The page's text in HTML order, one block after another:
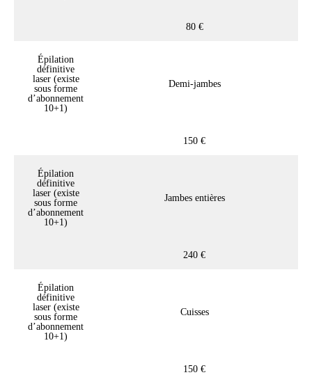
80 €
Épilation
définitive
laser (existe
sous forme
d’abonnement
10+1)
Demi-jambes
150 €
Épilation
définitive
laser (existe
sous forme
d’abonnement
10+1)
Jambes entières
240 €
Épilation
définitive
laser (existe
sous forme
d’abonnement
10+1)
Cuisses
150 €